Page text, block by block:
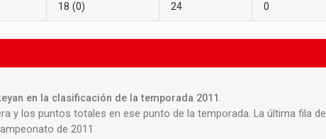
18 (0) 24 0
en la clasificación de la temporada 2011 .
y los puntos totales en ese punto de la temporada. La última fila de
de 2011